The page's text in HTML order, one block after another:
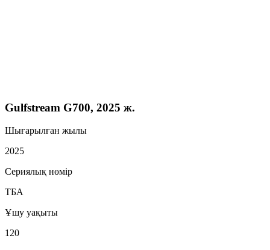
Gulfstream G700, 2025 ж.
Шығарылған жылы
2025
Сериялық нөмір
ТБА
Ұшу уақыты
120